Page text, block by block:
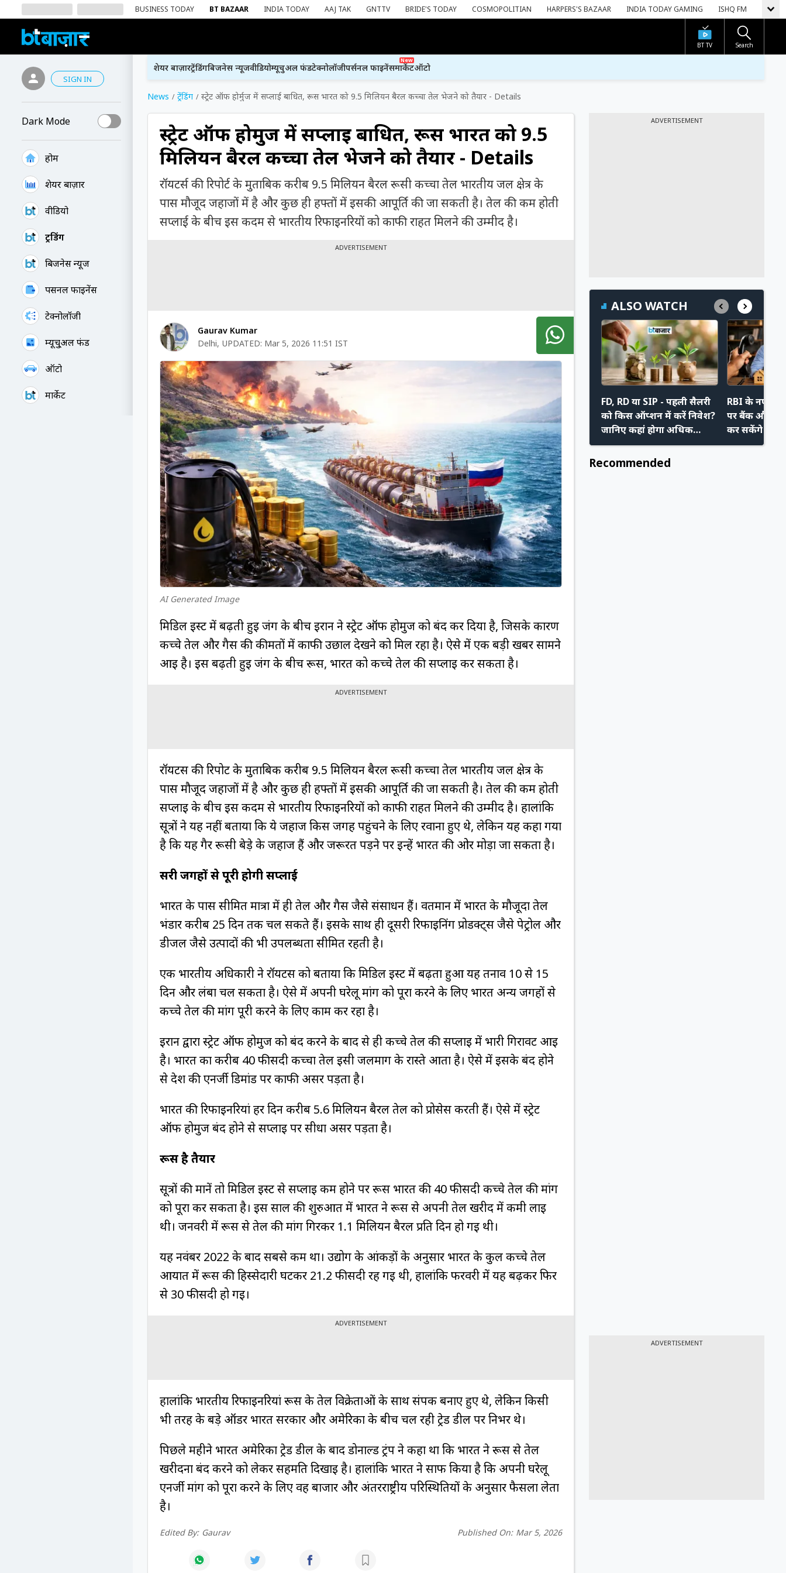
BUSINESS TODAY BT BAZAAR INDIA TODAY AAJ TAK GNTTV BRIDE'S TODAY COSMOPOLITIAN HARPERS'S BAZAAR INDIA TODAY GAMING ISHQ FM
BT TV Search
SIGN IN
Dark Mode
होम
शेयर बाज़ार
वीडियो
ट्रेंडिंग
बिजनेस न्यूज
पर्सनल फाइनेंस
टेक्नोलॉजी
म्यूचु्अल फंड
ऑटो
मार्केट
शेयर बाज़ारट्रेंडिंगबिजनेस न्यूजवीडियोम्यूचुअल फंडटेक्नोलॉजीपर्सनल फाइनेंस
New
मार्केटऑटो
News ट्रेंडिंग स्ट्रेट ऑफ होर्मुज में सप्लाई बाधित, रूस भारत को 9.5 मिलियन बैरल कच्चा तेल भेजने को तैयार - Details
स्ट्रेट ऑफ होर्मुज में सप्लाई बाधित, रूस भारत को 9.5
मिलियन बैरल कच्चा तेल भेजने को तैयार - Details
रॉयटर्स की रिपोर्ट के मुताबिक करीब 9.5 मिलियन बैरल रूसी कच्चा तेल भारतीय जल क्षेत्र के
पास मौजूद जहाजों में है और कुछ ही हफ्तों में इसकी आपूर्ति की जा सकती है। तेल की कम होती
सप्लाई के बीच इस कदम से भारतीय रिफाइनरियों को काफी राहत मिलने की उम्मीद है।
ADVERTISEMENT
Gaurav Kumar
Delhi, UPDATED: Mar 5, 2026 11:51 IST
AI Generated Image
मिडिल ईस्ट में बढ़ती हुई जंग के बीच ईरान ने स्ट्रेट ऑफ होर्मुज को बंद कर दिया है, जिसके कारण
कच्चे तेल और गैस की कीमतों में काफी उछाल देखने को मिल रहा है। ऐसे में एक बड़ी खबर सामने
आई है। इस बढ़ती हुई जंग के बीच रूस, भारत को कच्चे तेल की सप्लाई कर सकता है।
ADVERTISEMENT
रॉयटर्स की रिपोर्ट के मुताबिक करीब 9.5 मिलियन बैरल रूसी कच्चा तेल भारतीय जल क्षेत्र के
पास मौजूद जहाजों में है और कुछ ही हफ्तों में इसकी आपूर्ति की जा सकती है। तेल की कम होती
सप्लाई के बीच इस कदम से भारतीय रिफाइनरियों को काफी राहत मिलने की उम्मीद है। हालांकि
सूत्रों ने यह नहीं बताया कि ये जहाज किस जगह पहुंचने के लिए रवाना हुए थे, लेकिन यह कहा गया
है कि यह गैर रूसी बेड़े के जहाज हैं और जरूरत पड़ने पर इन्हें भारत की ओर मोड़ा जा सकता है।
दूसरी जगहों से पूरी होगी सप्लाई
भारत के पास सीमित मात्रा में ही तेल और गैस जैसे संसाधन हैं। वर्तमान में भारत के मौजूदा तेल
भंडार करीब 25 दिन तक चल सकते हैं। इसके साथ ही दूसरी रिफाइनिंग प्रोडक्ट्स जैसे पेट्रोल और
डीजल जैसे उत्पादों की भी उपलब्धता सीमित रहती है।
एक भारतीय अधिकारी ने रॉयटर्स को बताया कि मिडिल ईस्ट में बढ़ता हुआ यह तनाव 10 से 15
दिन और लंबा चल सकता है। ऐसे में अपनी घरेलू मांग को पूरा करने के लिए भारत अन्य जगहों से
कच्चे तेल की मांग पूरी करने के लिए काम कर रहा है।
ईरान द्वारा स्ट्रेट ऑफ होर्मुज को बंद करने के बाद से ही कच्चे तेल की सप्लाई में भारी गिरावट आई
है। भारत का करीब 40 फीसदी कच्चा तेल इसी जलमार्ग के रास्ते आता है। ऐसे में इसके बंद होने
से देश की एनर्जी डिमांड पर काफी असर पड़ता है।
भारत की रिफाइनरियां हर दिन करीब 5.6 मिलियन बैरल तेल को प्रोसेस करती हैं। ऐसे में स्ट्रेट
ऑफ होर्मुज बंद होने से सप्लाई पर सीधा असर पड़ता है।
रूस है तैयार
सूत्रों की मानें तो मिडिल ईस्ट से सप्लाई कम होने पर रूस भारत की 40 फीसदी कच्चे तेल की मांग
को पूरा कर सकता है। इस साल की शुरुआत में भारत ने रूस से अपनी तेल खरीद में कमी लाई
थी। जनवरी में रूस से तेल की मांग गिरकर 1.1 मिलियन बैरल प्रति दिन हो गई थी।
यह नवंबर 2022 के बाद सबसे कम था। उद्योग के आंकड़ों के अनुसार भारत के कुल कच्चे तेल
आयात में रूस की हिस्सेदारी घटकर 21.2 फीसदी रह गई थी, हालांकि फरवरी में यह बढ़कर फिर
से 30 फीसदी हो गई।
ADVERTISEMENT
हालांकि भारतीय रिफाइनरियां रूस के तेल विक्रेताओं के साथ संपर्क बनाए हुए थे, लेकिन किसी
भी तरह के बड़े ऑर्डर भारत सरकार और अमेरिका के बीच चल रही ट्रेड डील पर निर्भर थे।
पिछले महीने भारत अमेरिका ट्रेड डील के बाद डोनाल्ड ट्रंप ने कहा था कि भारत ने रूस से तेल
खरीदना बंद करने को लेकर सहमति दिखाई है। हालांकि भारत ने साफ किया है कि अपनी घरेलू
एनर्जी मांग को पूरा करने के लिए वह बाजार और अंतरराष्ट्रीय परिस्थितियों के अनुसार फैसला लेता
है।
Edited By: Gaurav Published On: Mar 5, 2026
ADVERTISEMENT
ALSO WATCH
FD, RD या SIP - पहली सैलरी
को किस ऑप्शन में करें निवेश?
जानिए कहां होगा अधिक
फायदा
RBI के नए
पर बैंक और
कर सकेंगे
अपने नए
Recommended
ADVERTISEMENT